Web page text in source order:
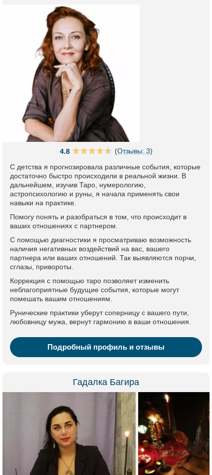
4.8 (Отзывы: 3)
С детства я прогнозировала различные события, которые
достаточно быстро происходили в реальной жизни. В
дальнейшем, изучив Таро, нумерологию,
астропсихологию и руны, я начала применять свои
навыки на практике.
Помогу понять и разобраться в том, что происходит в
ваших отношениях с партнером.
С помощью диагностики я просматриваю возможность
наличия негативных воздействий на вас, вашего
партнера или ваших отношений. Так выявляются порчи,
сглазы, привороты.
Коррекция с помощью таро позволяет изменить
неблагоприятные будущие события, которые могут
помешать вашим отношениям.
Рунические практики уберут соперницу с вашего пути,
любовницу мужа, вернут гармонию в ваши отношения.
Подробный профиль и отзывы
Гадалка Багира